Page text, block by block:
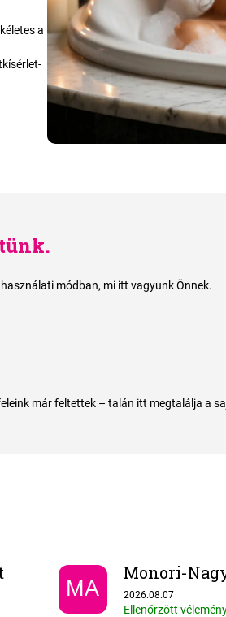
a
módban, mi itt vagyunk Önnek.
már feltettek – talán itt megtalálja a
5 csillag. MA Az áruház
2026.08.07
Ellenőrzött